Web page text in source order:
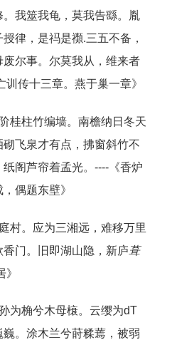
我筮我龟，莫我告繇。胤
律，是祃是禷.三五不备，
尔事。尔莫我从，维来者
传十三章。燕于巢一章》
桂柱竹编墙。南檐纳日冬天
飞泉才有点，拂窗斜竹不
纸阁芦帘着孟光。----《香炉
偶题东壁》
村。应为三湘远，难移万里
门。旧即湖山隐，新庐葺
为桷兮木母榱。云缨为dT
。涂木兰兮莳糅蔫，被弱